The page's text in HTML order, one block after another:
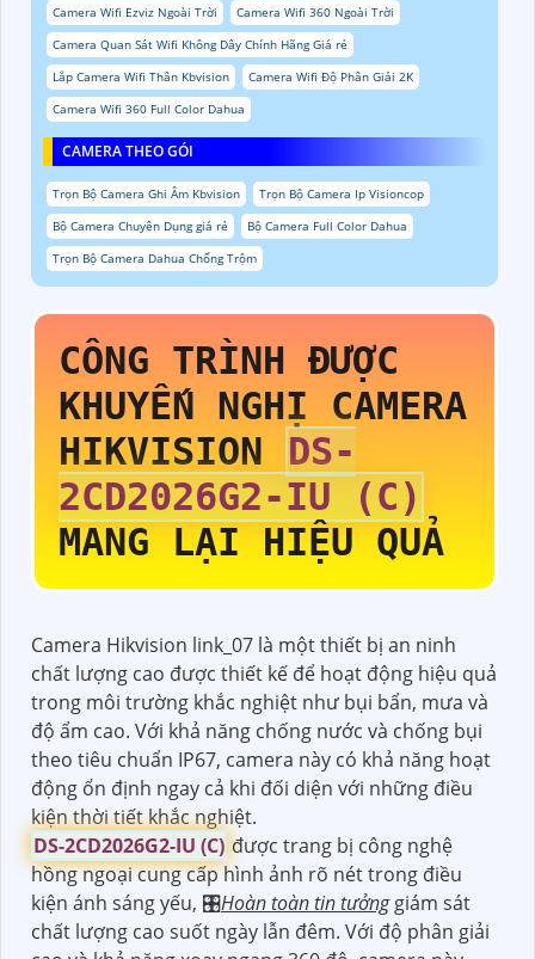
Camera Wifi Ezviz Ngoài Trời
Camera Wifi 360 Ngoài Trời
Camera Quan Sát Wifi Không Dây Chính Hãng Giá rẻ
Lắp Camera Wifi Thân Kbvision
Camera Wifi Độ Phân Giải 2K
Camera Wifi 360 Full Color Dahua
CAMERA THEO GÓI
Trọn Bộ Camera Ghi Âm Kbvision
Trọn Bộ Camera Ip Visioncop
Bộ Camera Chuyên Dụng giá rẻ
Bộ Camera Full Color Dahua
Trọn Bộ Camera Dahua Chống Trộm
CÔNG TRÌNH ĐƯỢC
KHUYẾN NGHỊ CAMERA
HIKVISION
DS-
2CD2026G2-IU (C)
MANG LẠI HIỆU QUẢ
Camera Hikvision link_07 là một thiết bị an ninh
chất lượng cao được thiết kế để hoạt động hiệu quả
trong môi trường khắc nghiệt như bụi bẩn, mưa và
độ ẩm cao. Với khả năng chống nước và chống bụi
theo tiêu chuẩn IP67, camera này có khả năng hoạt
động ổn định ngay cả khi đối diện với những điều
kiện thời tiết khắc nghiệt.
DS-2CD2026G2-IU (C) được trang bị công nghệ
hồng ngoại cung cấp hình ảnh rõ nét trong điều
kiện ánh sáng yếu, 🎛Hoàn toàn tin tưởnggiám sát
chất lượng cao suốt ngày lẫn đêm. Với độ phân giải